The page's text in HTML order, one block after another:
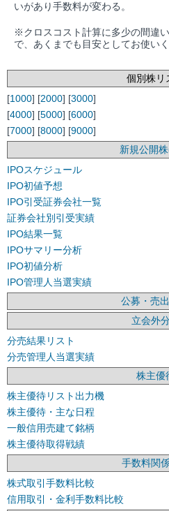
いがあり手数料が変わる。
※クロスコスト計算に多少の間違
で、あくまでも目安としてお使いく
個別株リ
[1000] [2000] [3000]
[4000] [5000] [6000]
[7000] [8000] [9000]
新規公開
IPOスケジュール
IPO初値予想
IPO引受証券会社一覧
証券会社別引受実績
IPO結果一覧
IPOサマリー分析
IPO初値分析
IPO管理人当選実績
公募・売
立会外
分売結果リスト
分売管理人当選実績
株主優
株主優待リスト出力機
株主優待・主な日程
一般信用売建て銘柄
株主優待取得戦績
手数料関
株式取引手数料比較
信用取引・金利手数料比較